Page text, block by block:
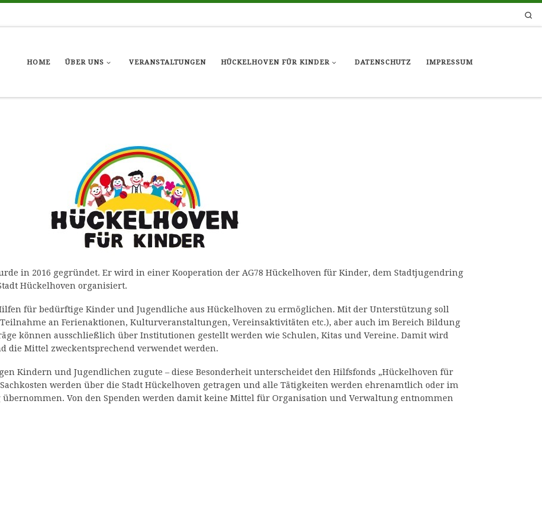
HOME ÜBER UNS VERANSTALTUNGEN HÜCKELHOVEN FÜR KINDER DATENSCHUTZ IMPRESSUM
in 2016 gegründet. Er wird in einer Kooperation der AG78 Hückelhoven für Kinder, dem Stadtjugendring
Hückelhoven organisiert.
für bedürftige Kinder und Jugendliche aus Hückelhoven zu ermöglichen. Mit der Unterstützung soll
an Ferienaktionen, Kulturveranstaltungen, Vereinsaktivitäten etc.), aber auch im Bereich Bildung
können ausschließlich über Institutionen gestellt werden wie Schulen, Kitas und Vereine. Damit wird
die Mittel zweckentsprechend verwendet werden.
Kindern und Jugendlichen zugute – diese Besonderheit unterscheidet den Hilfsfonds „Hückelhoven für
werden über die Stadt Hückelhoven getragen und alle Tätigkeiten werden ehrenamtlich oder im
Von den Spenden werden damit keine Mittel für Organisation und Verwaltung entnommen